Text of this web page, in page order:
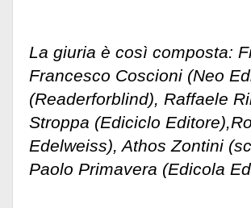
La giuria è così composta:
Francesco Coscioni (Neo
(Readerforblind), Raffaele
Stroppa (Ediciclo
Edelweiss), Athos Zontini
Paolo Primavera (Edicola